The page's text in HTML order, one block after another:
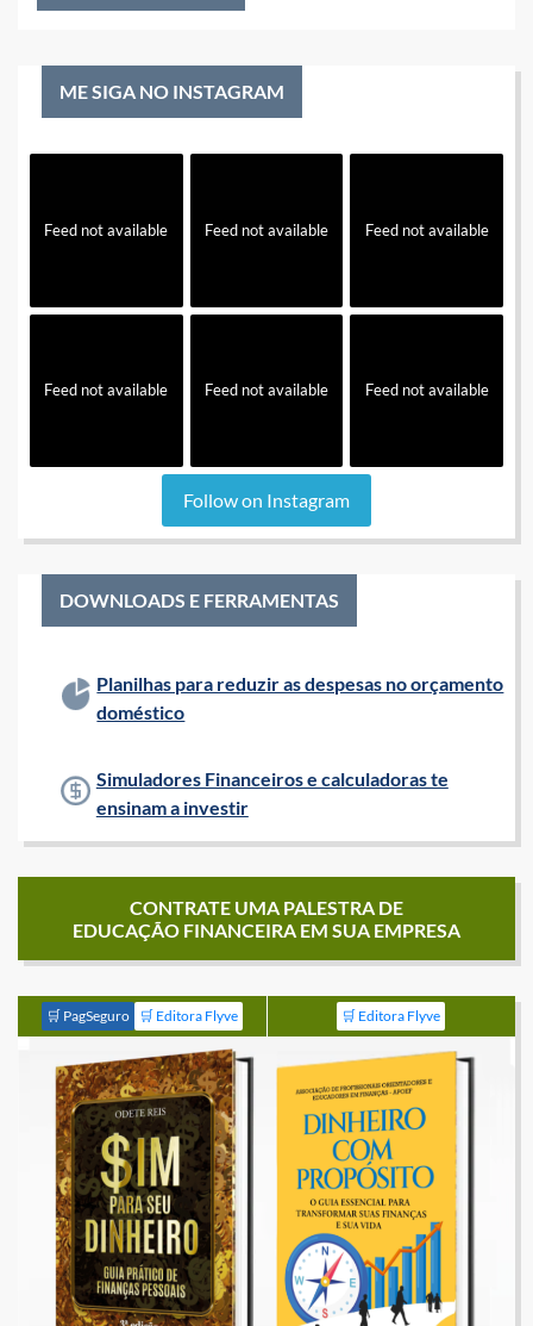
ME SIGA NO INSTAGRAM
Feed not available Feed not available Feed not available
Feed not available Feed not available Feed not available
Follow on Instagram
DOWNLOADS E FERRAMENTAS
Planilhas para reduzir as despesas no orçamento
doméstico
Simuladores Financeiros e calculadoras te
ensinam a investir
CONTRATE UMA PALESTRA DE
EDUCAÇÃO FINANCEIRA EM SUA EMPRESA
🛒 PagSeguro 🛒 Editora Flyve 🛒 Editora Flyve